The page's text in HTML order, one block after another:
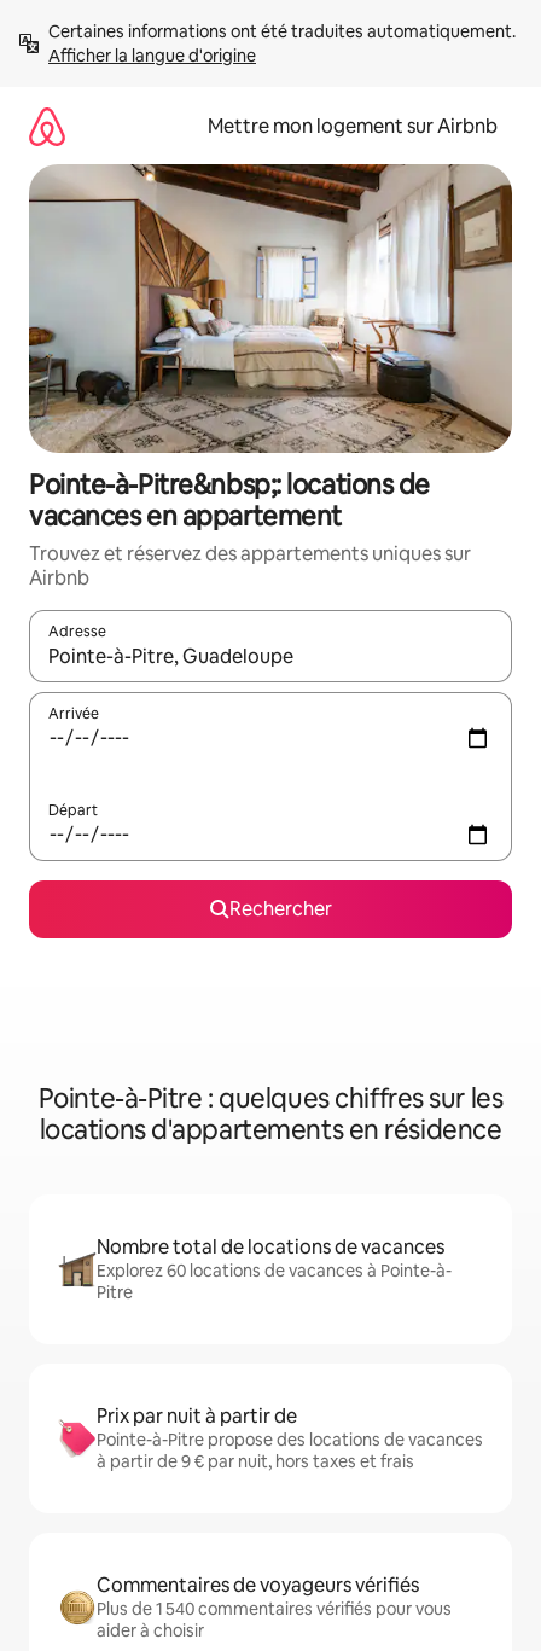
directement
Afficher la langue d'origine
Mettre mon logement sur Airbnb
Pointe-à-Pitre&nbsp;: locations de
vacances en appartement
Trouvez et réservez des appartements uniques sur
Airbnb
Adresse
Lorsque les résultats s'affichent, utilisez les flèches vers le
Arrivée
Départ
Rechercher
Pointe-à-Pitre : quelques chiffres sur les
locations d'appartements en résidence
Nombre total de locations de vacances
Explorez 60 locations de vacances à Pointe-à-
Pitre
Prix par nuit à partir de
Pointe-à-Pitre propose des locations de vacances
à partir de 9 € par nuit, hors taxes et frais
Commentaires de voyageurs vérifiés
Plus de 1 540 commentaires vérifiés pour vous
aider à choisir